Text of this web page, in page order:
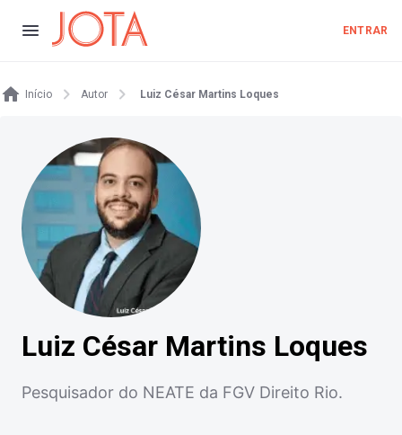
ENTRAR
Início Autor Luiz César Martins Loques
Luiz César Martins Loques
Pesquisador do NEATE da FGV Direito Rio.